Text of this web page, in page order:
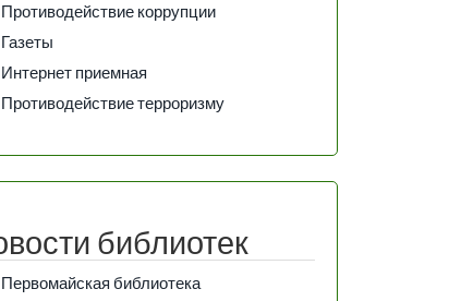
Противодействие коррупции
Газеты
Интернет приемная
Противодействие терроризму
библиотек
Первомайская библиотека